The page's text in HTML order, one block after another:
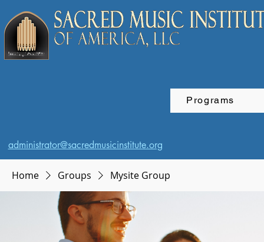
Programs
administrator@sacredmusicinstitute.org
Home Groups Mysite Group